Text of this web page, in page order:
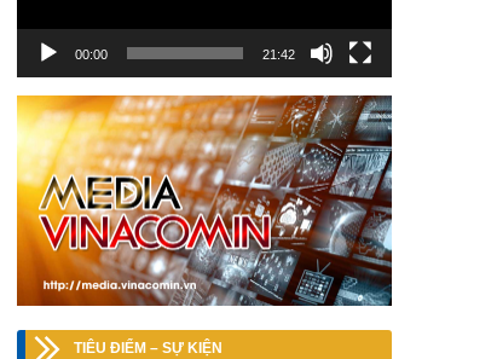
00:00 21:42
TIÊU ĐIỂM – SỰ KIỆN